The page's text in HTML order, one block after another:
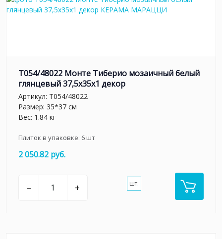
T054/48022 Монте Тиберио мозаичный белый
глянцевый 37,5x35x1 декор
Артикул: T054/48022
Размер: 35*37 см
Вес: 1.84 кг
Плиток в упаковке: 6шт
2 050.82 руб.
– + шт.